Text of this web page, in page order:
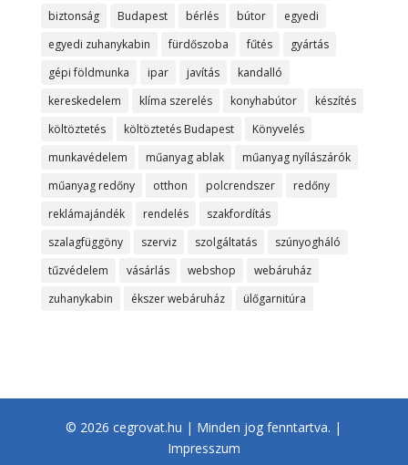
biztonság
Budapest bérlés bútor
egyedi
egyedi zuhanykabin
fürdőszoba fűtés
gyártás
gépi földmunka
ipar javítás
kandalló
kereskedelem
klíma szerelés konyhabútor
készítés
költöztetés
költöztetés Budapest
Könyvelés
munkavédelem
műanyag ablak
műanyag nyílászárók
műanyag redőny
otthon polcrendszer
redőny
reklámajándék
rendelés
szakfordítás
szalagfüggöny
szerviz szolgáltatás
szúnyogháló
tűzvédelem
vásárlás webshop
webáruház
zuhanykabin
ékszer webáruház ülőgarnitúra
© 2026 cegrovat.hu | Minden jog fenntartva. |
Impresszum